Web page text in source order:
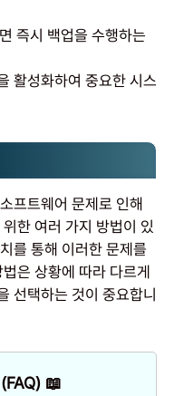
즉시 백업을 수행하는
활성화하여 중요한 시스
프트웨어 문제로 인해
한 여러 가지 방법이 있
를 통해 이러한 문제를
은 상황에 따라 다르게
선택하는 것이 중요합니
📖